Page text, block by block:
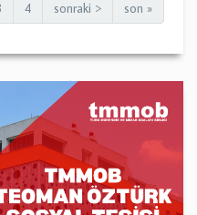
4 sonraki > son »